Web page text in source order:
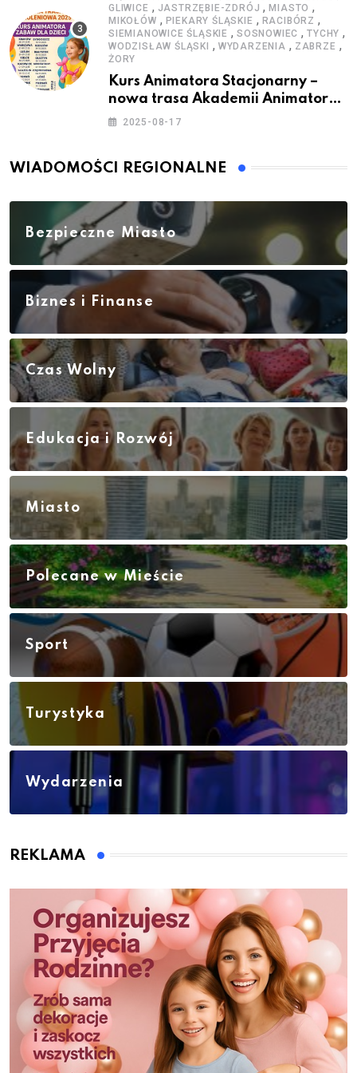
GLIWICE , JASTRZĘBIE-ZDRÓJ ,MIASTO ,
MIKOŁÓW , PIEKARY ŚLĄSKIE , RACIBÓRZ ,
SIEMIANOWICE ŚLĄSKIE ,SOSNOWIEC ,TYCHY ,
WODZISŁAW ŚLĄSKI , WYDARZENIA , ZABRZE ,
ŻORY
Kurs Animatora Stacjonarny –
nowa trasa Akademii Animatora
– jesień 2025
2025-08-17
WIADOMOŚCI REGIONALNE
Bezpieczne Miasto
Biznes i Finanse
Czas Wolny
Edukacja i Rozwój
Miasto
Polecane w Mieście
Sport
Turystyka
Wydarzenia
REKLAMA